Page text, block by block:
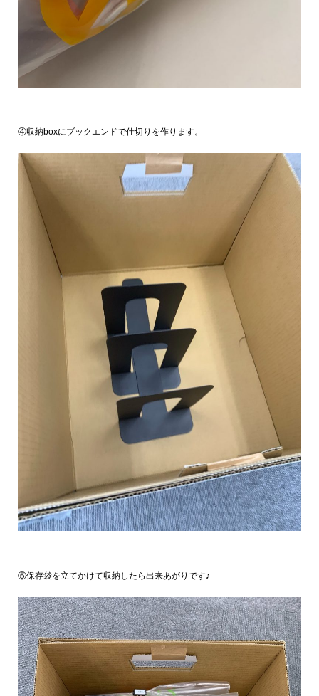
④収納boxにブックエンドで仕切りを作ります。
⑤保存袋を立てかけて収納したら出来あがりです♪